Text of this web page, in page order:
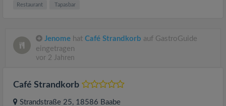
Restaurant Tapasbar
Jenome hat Café Strandkorb auf GastroGuide
eingetragen
vor 2 Jahren
Café Strandkorb
Strandstraße 25, 18586 Baabe